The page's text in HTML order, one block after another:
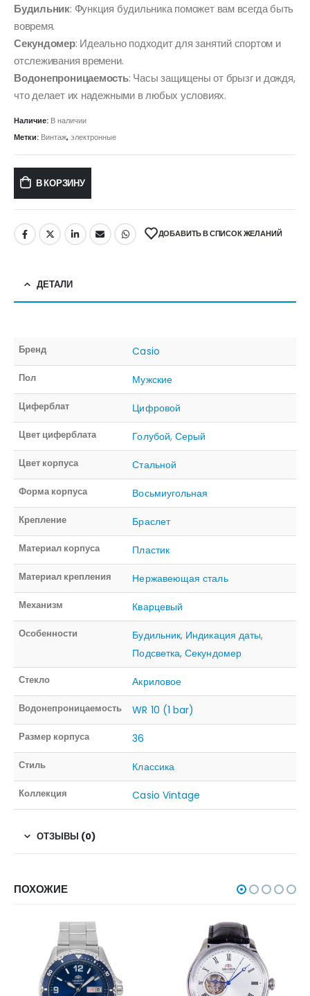
Будильник: Функция будильника поможет вам всегда быть
вовремя.
Секундомер: Идеально подходит для занятий спортом и
отслеживания времени.
Водонепроницаемость: Часы защищены от брызг и дождя,
что делает их надежными в любых условиях.
Наличие: В наличии
Метки: Винтаж,электронные
В КОРЗИНУ
ДОБАВИТЬ В СПИСОК ЖЕЛАНИЙ
ДЕТАЛИ
Бренд Casio
Пол Мужские
Циферблат Цифровой
Цвет циферблата Голубой,Серый
Цвет корпуса Стальной
Форма корпуса Восьмиугольная
Крепление Браслет
Материал корпуса Пластик
Материал крепления Нержавеющая сталь
Механизм Кварцевый
Особенности Будильник, Индикация даты,
Подсветка,Секундомер
Стекло Акриловое
Водонепроницаемость WR 10 (1 bar)
Размер корпуса 36
Стиль Классика
Коллекция Casio Vintage
ОТЗЫВЫ (0)
ПОХОЖИЕ